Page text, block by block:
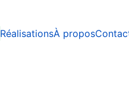
RéalisationsÀ propos